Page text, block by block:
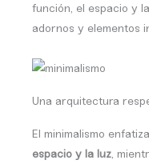
función, el espacio y
adornos y elementos
Una arquitectura
El minimalismo
espacio y la luz,